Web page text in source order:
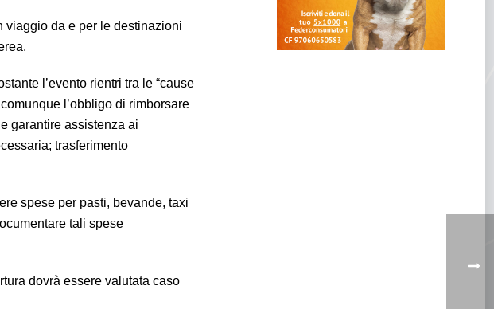
viaggio da e per le destinazioni
l’evento rientri tra le “cause
l’obbligo di rimborsare
garantire assistenza ai
trasferimento
spese per pasti, bevande, taxi
tali spese
dovrà essere valutata caso